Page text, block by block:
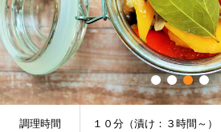
調理時間 １０分（漬け：３時間～）